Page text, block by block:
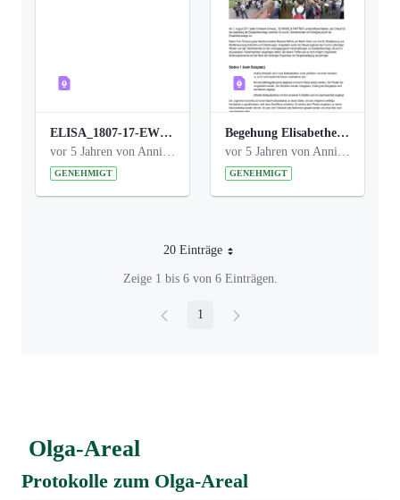
ELISA_1807-17-EW_BEZIRK-kl_compressed.pdf
vor 5 Jahren von Anni Schlumberger
GENEHMIGT
Begehung Elisabethenanlage 1.8.17_Protokoll .pdf
vor 5 Jahren von Anni Schlumberger
GENEHMIGT
20 Einträge
Pro Seite
Zeige 1 bis 6 von 6 Einträgen.
Seite
1
Olga-Areal
Protokolle zum Olga-Areal